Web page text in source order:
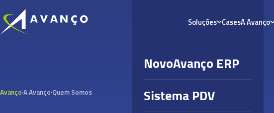
Soluções CasesA Avanço
NovoAvanço ERP
Sistema PDV
Avanço·A Avanço·Quem Somos